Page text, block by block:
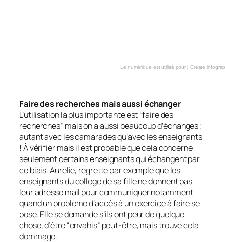
Le numérique est utilisé pour | Create
Faire des recherches mais aussi échanger
L’utilisation la plus importante est “faire des
recherches” mais on a aussi beaucoup d’échanges ;
autant avec les camarades qu’avec les enseignants
! À vérifier mais il est probable que cela concerne
seulement certains enseignants qui échangent par
ce biais. Aurélie, regrette par exemple que les
enseignants du collège de sa fille ne donnent pas
leur adresse mail pour communiquer notamment
quand un problème d’accès à un exercice à faire se
pose. Elle se demande s’ils ont peur de quelque
chose, d’être “envahis” peut-être, mais trouve cela
dommage.